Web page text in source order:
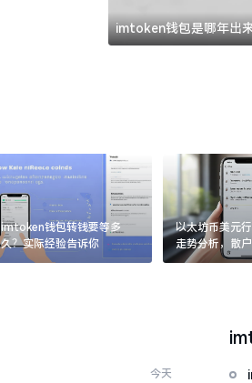
imtoken钱包是哪年出
imtoken钱包转钱要等多
久？实际经验告诉你
以太坊币美元
走势分析，散
涨杀跌被套牢
今天